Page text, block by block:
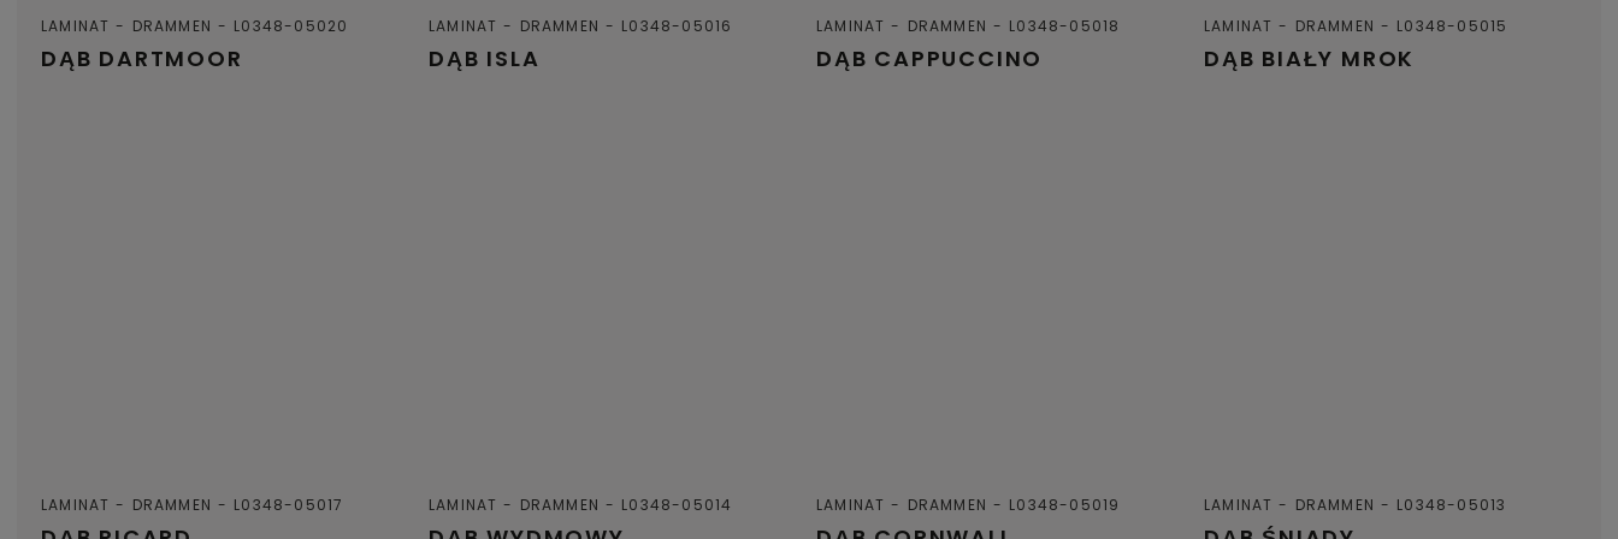
DĄB DARTMOOR
LAMINAT DRAMMEN L0348-05020
DĄB ISLA
LAMINAT DRAMMEN L0348-05016
DĄB CAPPUCCINO
LAMINAT DRAMMEN L0348-05018
DĄB BIAŁY MROK
LAMINAT DRAMMEN L0348-05015
LAMINAT DRAMMEN L0348-05017 LAMINAT DRAMMEN L0348-05014 LAMINAT DRAMMEN L0348-05019 LAMINAT DRAMMEN L0348-05013